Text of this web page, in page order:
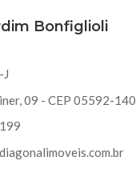
Bonfiglioli
09 - CEP 05592-140